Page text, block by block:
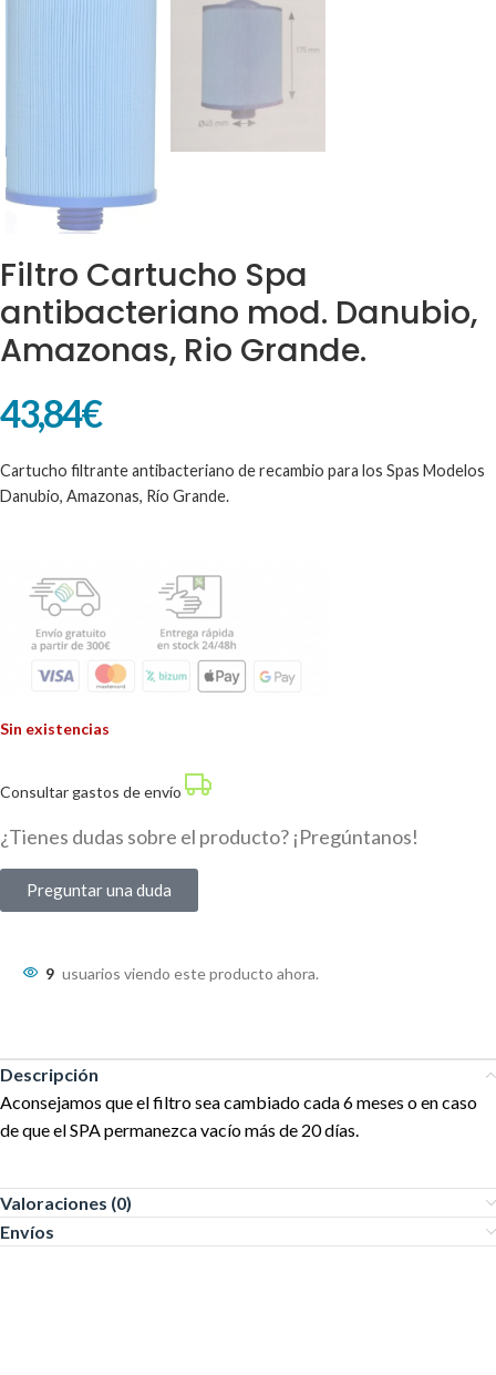
Filtro Cartucho Spa
antibacteriano mod. Danubio,
Amazonas, Rio Grande.
43,84€
Cartucho filtrante antibacteriano de recambio para los Spas Modelos
Danubio, Amazonas, Río Grande.
Sin existencias
Consultar gastos de envío
¿Tienes dudas sobre el producto? ¡Pregúntanos!
Preguntar una duda
9 usuarios viendo este producto ahora.
Descripción
Aconsejamos que el filtro sea cambiado cada 6 meses o en caso
de que el SPA permanezca vacío más de 20 días.
Valoraciones (0)
Envíos